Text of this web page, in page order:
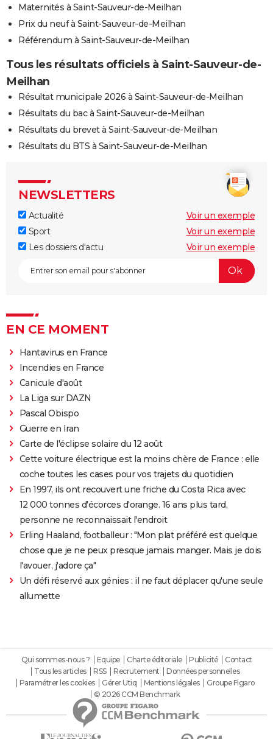
Maternités à Saint-Sauveur-de-Meilhan
Prix du neuf à Saint-Sauveur-de-Meilhan
Référendum à Saint-Sauveur-de-Meilhan
Tous les résultats officiels à Saint-Sauveur-de-
Meilhan
Résultat municipale 2026 à Saint-Sauveur-de-Meilhan
Résultats du bac à Saint-Sauveur-de-Meilhan
Résultats du brevet à Saint-Sauveur-de-Meilhan
Résultats du BTS à Saint-Sauveur-de-Meilhan
NEWSLETTERS
Actualité
Voir un exemple
Sport
Voir un exemple
Les dossiers d'actu
Voir un exemple
EN CE MOMENT
Hantavirus en France
Incendies en France
Canicule d'août
La Liga sur DAZN
Pascal Obispo
Guerre en Iran
Carte de l'éclipse solaire du 12 août
Cette voiture électrique est la moins chère de France : elle
coche toutes les cases pour vos trajets du quotidien
En 1997, ils ont recouvert une friche du Costa Rica avec
12 000 tonnes d'écorces d'orange. 16 ans plus tard,
personne ne reconnaissait l'endroit
Erling Haaland, footballeur : "Mon plat préféré est quelque
chose que je ne peux presque jamais manger. Mais je dois
l'avouer, j'adore ça"
Un défi réservé aux génies : il ne faut déplacer qu'une seule
allumette
Qui sommes-nous ? Equipe Charte éditoriale Publicité
Contact
Tous les articles
RSS Recrutement
Données personnelles
Paramétrer les cookies
Gérer Utiq Mentions légales
Groupe Figaro
© 2026 CCM Benchmark